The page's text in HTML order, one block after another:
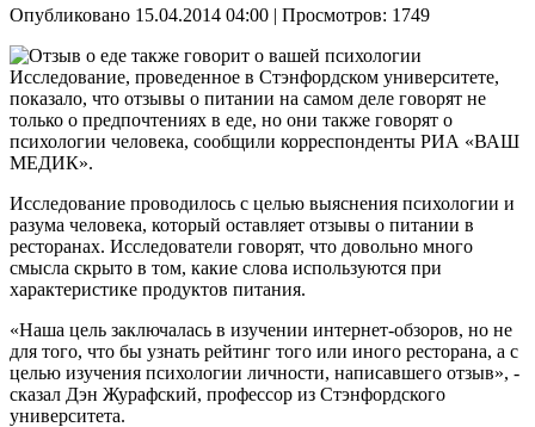
Опубликовано 15.04.2014 04:00 | Просмотров: 1749
Исследование, проведенное в Стэнфордском университете,
показало, что отзывы о питании на самом деле говорят не
только о предпочтениях в еде, но они также говорят о
психологии человека, сообщили корреспонденты РИА «ВАШ
МЕДИК».
Исследование проводилось с целью выяснения психологии и
разума человека, который оставляет отзывы о питании в
ресторанах. Исследователи говорят, что довольно много
смысла скрыто в том, какие слова используются при
характеристике продуктов питания.
«Наша цель заключалась в изучении интернет-обзоров, но не
для того, что бы узнать рейтинг того или иного ресторана, а с
целью изучения психологии личности, написавшего отзыв», -
сказал Дэн Журафский, профессор из Стэнфордского
университета.